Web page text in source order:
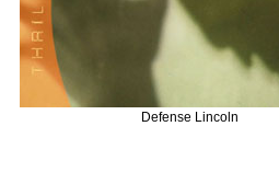
Defense Lincoln